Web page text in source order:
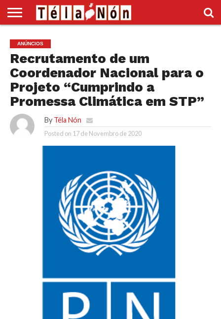
POLÍTICA
ECONOMIA
SOCIEDADE
CULTURA
DESPORTO
SUPLEMENTO
VÍDEOS
ANÚNCIOS
DIVERSOS
ANÚNCIOS
Recrutamento de um
Coordenador Nacional para o
Projeto “Cumprindo a
Promessa Climática em STP”
By Téla Nón
Posted on 17 de Novembro de 2020